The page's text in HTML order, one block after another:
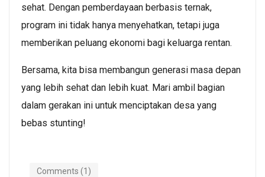
sehat. Dengan pemberdayaan berbasis ternak,
program ini tidak hanya menyehatkan, tetapi juga
memberikan peluang ekonomi bagi keluarga rentan.
Bersama, kita bisa membangun generasi masa depan
yang lebih sehat dan lebih kuat. Mari ambil bagian
dalam gerakan ini untuk menciptakan desa yang
bebas stunting!
Comments (1)